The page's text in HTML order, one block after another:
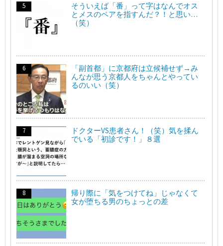
そういえば「番」って字はなんでオス
とメスのペアを指すんだ？！と思い…
（笑）
「副首都」に京都府は立候補せず→み
んなが思う京都人をちゃんとやってい
るのいい（笑）
ドクターVS患者さん！（笑）気を揉ん
でいる「初診です！」８選
帰り際に「気をつけてね」じゃなくて
女が堕ちる男のちょっとの差